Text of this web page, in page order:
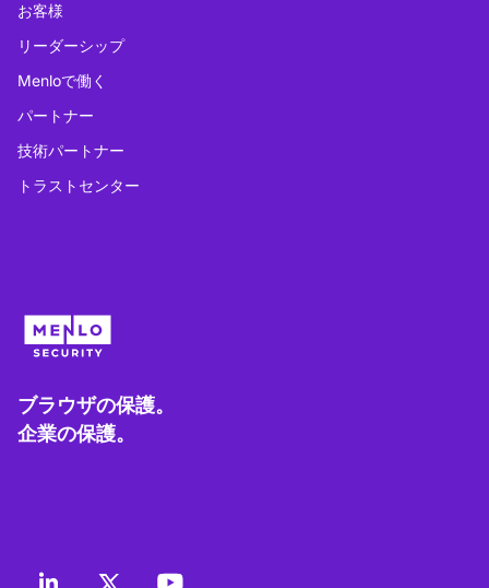
お客様
リーダーシップ
Menloで働く
パートナー
技術パートナー
トラストセンター
ブラウザの保護。
企業の保護。